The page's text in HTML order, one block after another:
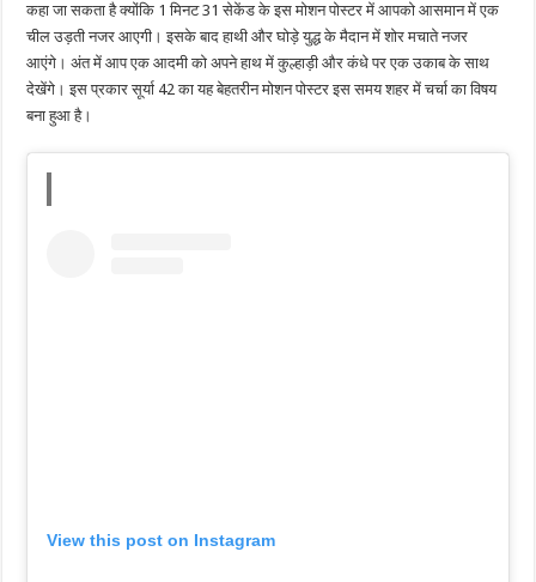
कहा जा सकता है क्योंकि 1 मिनट 31 सेकेंड के इस मोशन पोस्टर में आपको आसमान में एक
चील उड़ती नजर आएगी। इसके बाद हाथी और घोड़े युद्ध के मैदान में शोर मचाते नजर
आएंगे। अंत में आप एक आदमी को अपने हाथ में कुल्हाड़ी और कंधे पर एक उकाब के साथ
देखेंगे। इस प्रकार सूर्या 42 का यह बेहतरीन मोशन पोस्टर इस समय शहर में चर्चा का विषय
बना हुआ है।
View this post on Instagram